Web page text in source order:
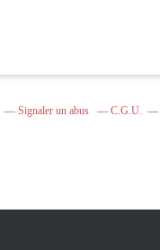
Signaler un abus C.G.U.